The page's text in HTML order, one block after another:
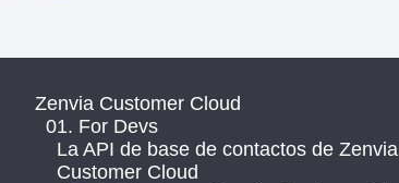
Zenvia Customer Cloud
01. For Devs
La API de base de contactos de Zenvia
Customer Cloud